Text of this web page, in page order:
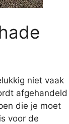
niet vaak
afgehandeld
die je moet
voor de